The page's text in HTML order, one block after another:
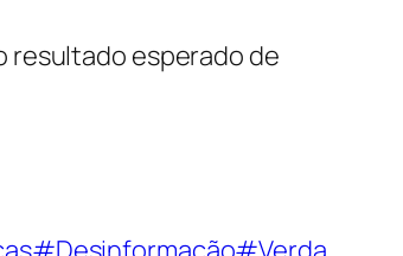
resultado esperado de